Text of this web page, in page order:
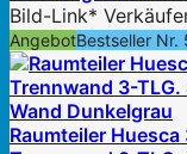
Bild-Link*
AngebotBestseller Nr.
Raumteiler